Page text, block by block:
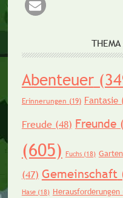
Abenteuer
Erinnerungen (19) Fantasie
Freude(48) Freunde
(605) Fuchs(18) Garten
(47) Gemeinschaft
Hase(18) Herausforderungen